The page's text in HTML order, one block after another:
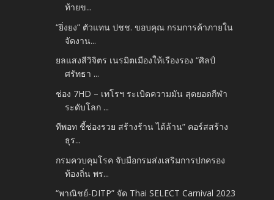
ท้ายข...
“ยิ่งยง” ตัวแทน ปชช. ขอบคุณ กรมการค้าภายใน
จัดงาน...
ยลแสงสีวิจิตร เนรมิตเมืองให้เรืองรอง “ศิลป์
ศรัทธา ...
ช่อง 7HD – เทโรฯ ระเบิดความมัน สุดยอดกีฬา
ระดับโลก ...
ทีพอท ชี้ช่องรวย สร้างร้าน ได้ล้าน” คอร์สสร้าง
ธุร...
กรมควบคุมโรค จับมือกรมส่งเสริมการปกครอง
ท้องถิ่น พร...
“พาณิชย์-DITP” จัด Thai SELECT Carnival 2023